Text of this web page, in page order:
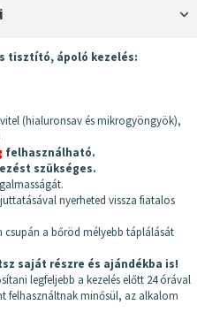
tisztító, ápoló kezelés:
(hialuronsav és mikrogyöngyök),
felhasználható.
szükséges.
nyerheted vissza fiatalos
csupán a bőröd mélyebb táplálását
saját részre és ajándékba is!
legfeljebb a kezelés előtt 24 órával
felhasználtnak minősül, az alkalom